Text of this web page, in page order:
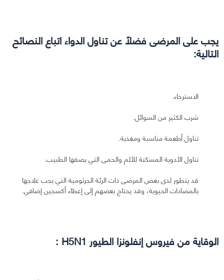
يجب على المرضى فضلًا عن تناول الدواء اتباع النصائح
التالية:
الاسترخاء.
شرب الكثير من السوائل.
تناول أطعمة مناسبة ومغذية.
تناول الأدوية المسكنة للألم والحمى التي يصفها الطبيب.
قد يتطور لدى بعض المرضى ذات الرئة الجرثومية التي يجب علاجها
بالمضادات الحيوية، وقد يحتاج بعضهم إلى إعطاء أكسجين إضافي.
الوقاية من فيروس إنفلونزا الطيور H5N1 :